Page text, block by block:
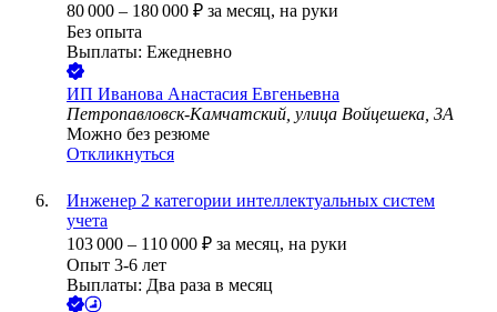
80 000 – 180 000 ₽ за месяц, на руки
Без опыта
Выплаты: Ежедневно
ИП Иванова Анастасия Евгеньевна
Петропавловск-Камчатский, улица Войцешека, 3А
Можно без резюме
Откликнуться
Инженер 2 категории интеллектуальных систем
учета
103 000 – 110 000 ₽ за месяц, на руки
Опыт 3-6 лет
Выплаты: Два раза в месяц